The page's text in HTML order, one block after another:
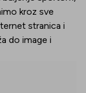
kroz sve
stranica i
do image i